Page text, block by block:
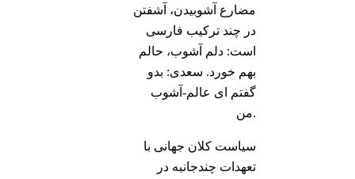
مضارع آشوبیدن، آشفتن
در چند ترکیب فارسی
است: دلم آشوب، حالم
بهم خورد. سعدی: بدو
گفتم ای عالم-آشوب
من.
سیاست کلان جهانی با
تعهدات چندجانبه در